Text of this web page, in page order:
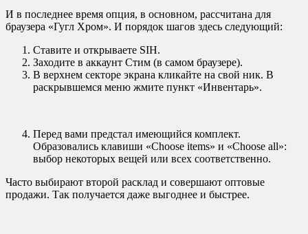
И в последнее время опция, в основном, рассчитана для
браузера «Гугл Хром». И порядок шагов здесь следующий:
Ставите и открываете SIH.
Заходите в аккаунт Стим (в самом браузере).
В верхнем секторе экрана кликайте на свой ник. В
раскрывшемся меню жмите пункт «Инвентарь».
Перед вами предстал имеющийся комплект.
Образовались клавиши «Choose items» и «Choose all»:
выбор некоторых вещей или всех соответственно.
Часто выбирают второй расклад и совершают оптовые
продажи. Так получается даже выгоднее и быстрее.